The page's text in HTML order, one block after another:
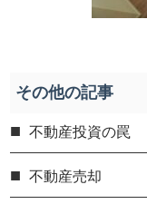
その他の記事
不動産投資の罠
不動産売却